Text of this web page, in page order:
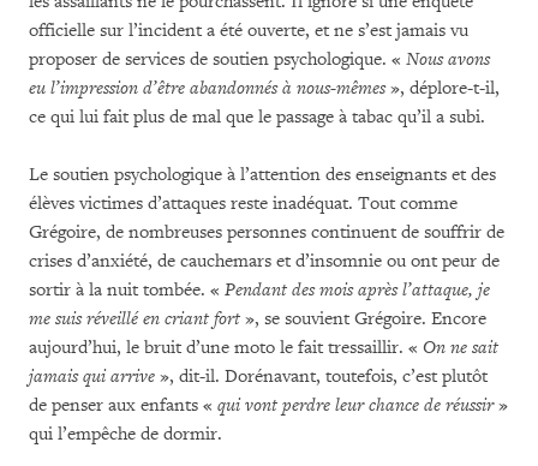
officielle sur l’incident a été ouverte, et ne s’est jamais vu
proposer de services de soutien psychologique. « Nous avons
eu l’impression d’être abandonnés à nous-mêmes», déplore-t-il,
ce qui lui fait plus de mal que le passage à tabac qu’il a subi.
Le soutien psychologique à l’attention des enseignants et des
élèves victimes d’attaques reste inadéquat. Tout comme
Grégoire, de nombreuses personnes continuent de souffrir de
crises d’anxiété, de cauchemars et d’insomnie ou ont peur de
sortir à la nuit tombée. « Pendant des mois après l’attaque, je
me suis réveillé en criant fort », se souvient Grégoire. Encore
aujourd’hui, le bruit d’une moto le fait tressaillir. « On ne sait
jamais qui arrive », dit-il. Dorénavant, toutefois, c’est plutôt
de penser aux enfants « qui vont perdre leur chance de réussir»
qui l’empêche de dormir.